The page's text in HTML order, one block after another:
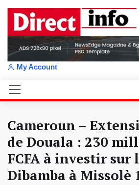
My Account
Cameroun –
de Douala : 230
FCFA à investir sur
Dibamba à Missolè